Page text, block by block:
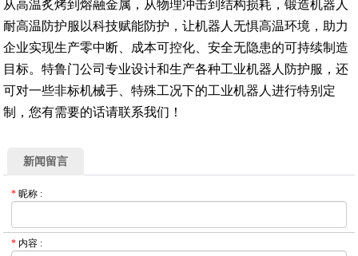
从高温炙烤到熔融金属，从物理冲击到结构损耗，锻造机器人
耐高温防护服以科技赋能防护，让机器人无惧高温环境，助力
企业实现生产零中断、成本可控化、安全无隐患的可持续制造
目标。特鲁门公司专业设计和生产各种工业机器人防护服，还
可对一些非标机械手、特殊工况下的工业机器人进行特别定
制，您有需要的话请联系我们！
新闻留言
* 昵称 :
* 内容 :